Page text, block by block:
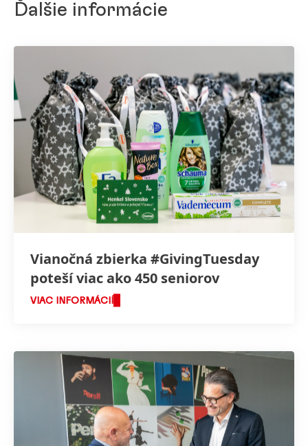
Ďalšie informácie
Vianočná zbierka #GivingTuesday
poteší viac ako 450 seniorov
VIAC INFORMÁCIÍ